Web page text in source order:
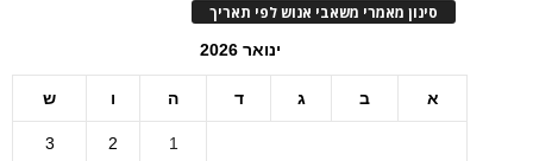
סינון מאמרי משאבי אנוש לפי תאריך
ינואר 2026
א ב ג ד ה ו ש
1
2
3